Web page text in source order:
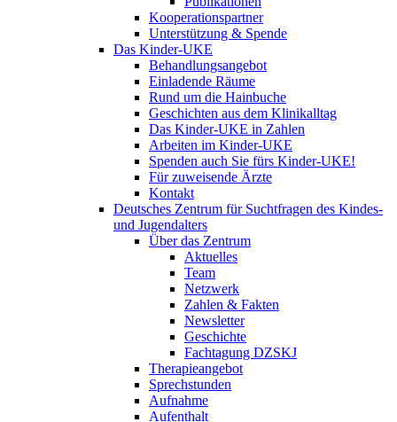
Kooperationspartner
Unterstützung & Spende
Das Kinder-UKE
Behandlungsangebot
Einladende Räume
Rund um die Hainbuche
Geschichten aus dem Klinikalltag
Das Kinder-UKE in Zahlen
Arbeiten im Kinder-UKE
Spenden auch Sie fürs Kinder-UKE!
Für zuweisende Ärzte
Kontakt
Deutsches Zentrum für Suchtfragen des Kindes-
und Jugendalters
Über das Zentrum
Aktuelles
Team
Netzwerk
Zahlen & Fakten
Newsletter
Geschichte
Fachtagung DZSKJ
Therapieangebot
Sprechstunden
Aufnahme
Aufenthalt